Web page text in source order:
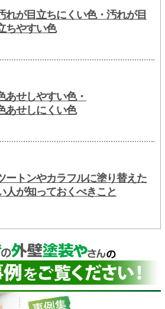
れが目立ちにくい色・汚れが目
ちやすい色
あせしやすい色・
あせしにくい色
ートンやカラフルに塗り替えた
人が知っておくべきこと